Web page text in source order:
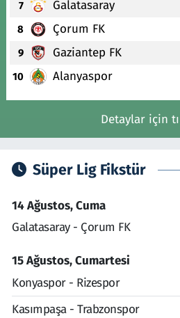
7 Galatasaray
8 Çorum FK
9 Gaziantep FK
10 Alanyaspor
Detaylar için
Süper Lig Fikstür
14 Ağustos, Cuma
Galatasaray - Çorum FK
15 Ağustos, Cumartesi
Konyaspor - Rizespor
Kasımpaşa - Trabzonspor